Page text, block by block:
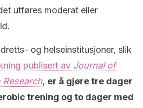
utføres moderat eller
og helseinstitusjoner, slik
publisert av Journal of
Research, er å gjøre tre dager
trening og to dager med